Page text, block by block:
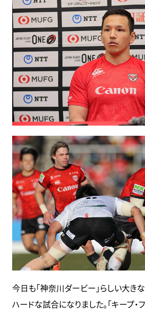
今日も「神奈川ダービー」らしい大き
ハードな試合になりました。「キープ・